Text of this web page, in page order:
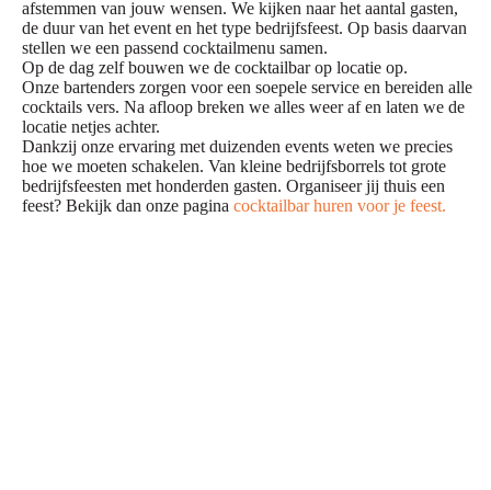
afstemmen van jouw wensen. We kijken naar het aantal gasten,
de duur van het event en het type bedrijfsfeest. Op basis daarvan
stellen we een passend cocktailmenu samen.
Op de dag zelf bouwen we de cocktailbar op locatie op.
Onze bartenders zorgen voor een soepele service en bereiden alle
cocktails vers. Na afloop breken we alles weer af en laten we de
locatie netjes achter.
Dankzij onze ervaring met duizenden events weten we precies
hoe we moeten schakelen. Van kleine bedrijfsborrels tot grote
bedrijfsfeesten met honderden gasten. Organiseer jij thuis een
feest? Bekijk dan onze pagina cocktailbar huren voor je feest.